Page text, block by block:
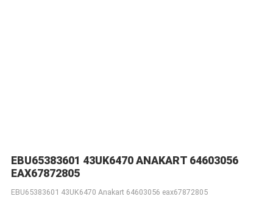
EBU65383601 43UK6470 ANAKART 64603056
EAX67872805
EBU65383601 43UK6470 Anakart 64603056 eax67872805